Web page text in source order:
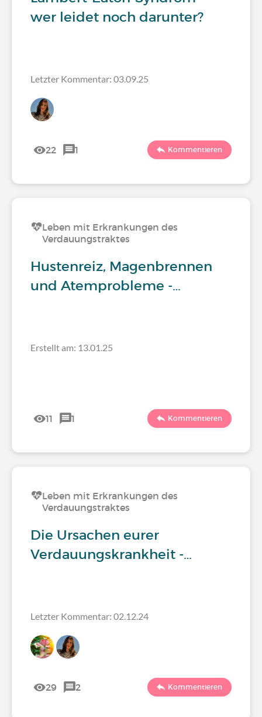
wer leidet noch darunter?
Letzter Kommentar: 03.09.25
22 1 Kommentieren
Leben mit Erkrankungen des
Verdauungstraktes
Hustenreiz, Magenbrennen
und Atemprobleme -…
Erstellt am: 13.01.25
11 1 Kommentieren
Leben mit Erkrankungen des
Verdauungstraktes
Die Ursachen eurer
Verdauungskrankheit -…
Letzter Kommentar: 02.12.24
29 2 Kommentieren